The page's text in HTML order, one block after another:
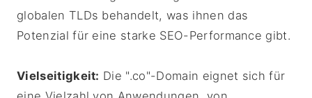
globalen TLDs behandelt, was ihnen das
Potenzial für eine starke SEO-Performance gibt.
Vielseitigkeit: Die ".co"-Domain eignet sich für